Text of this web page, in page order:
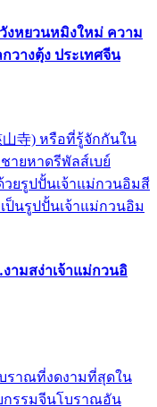
วังหยวนหมิงใหม่ ความ
างตุ้ง ประเทศจีน
山寺) หรือที่รู้จักกันใน
ายหาดรีพัลส์เบย์
วยรูปปั้นเจ้าแม่กวนอิมสี
ป็นรูปปั้นเจ้าแม่กวนอิม
ามสง่าเจ้าแม่กวนอิ
ราณที่งดงามที่สุดใน
กรรมจีนโบราณอัน